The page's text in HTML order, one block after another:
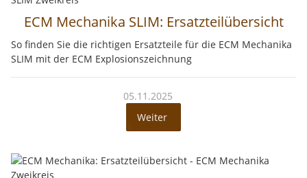
ECM Mechanika SLIM: Ersatzteilübersicht
So finden Sie die richtigen Ersatzteile für die ECM Mechanika
SLIM mit der ECM Explosionszeichnung
05.11.2025
Weiter